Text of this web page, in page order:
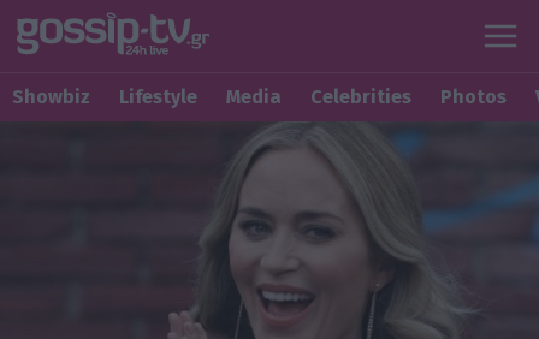
Showbiz Lifestyle Media Celebrities Photos